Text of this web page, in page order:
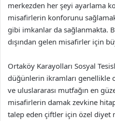
merkezden her şeyi ayarlama
misafirlerin konforunu
gibi imkanlar da sağlanmakta.
dışından gelen misafirler için
Ortaköy Karayolları Sosyal
düğünlerin ikramları genellikle
ve uluslararası mutfağın en
misafirlerin damak zevkine
talep eden çiftler için özel diyet